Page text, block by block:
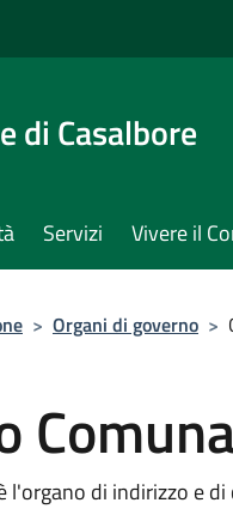
di Casalbore
Servizi Vivere il
> Organi di governo >
l'organo di indirizzo e